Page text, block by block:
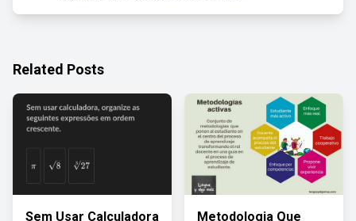
Related Posts
Sem Usar Calculadora
Metodologia Que